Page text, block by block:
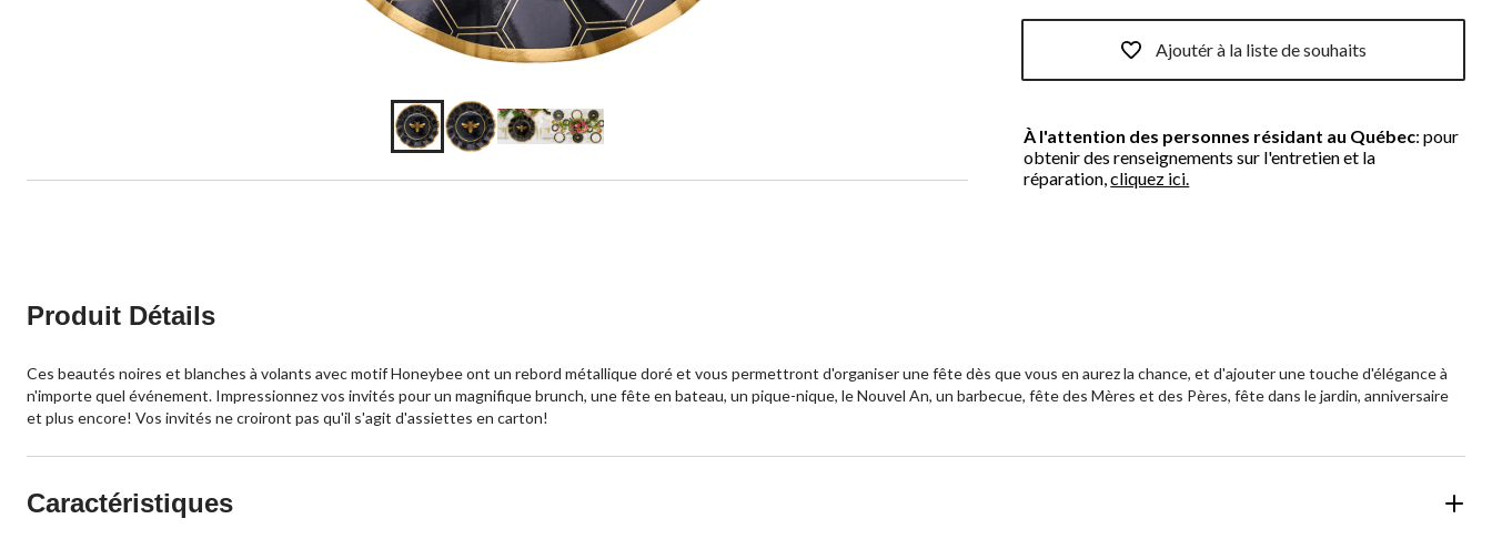
Ajoutér à la liste de souhaits
À l'attention des personnes résidant au Québec: pour
obtenir des renseignements sur l'entretien et la
réparation,cliquez ici.
Produit Détails
Ces beautés noires et blanches à volants avec motif Honeybee ont un rebord métallique doré et vous permettront d'organiser une fête dès que vous en aurez la chance, et d'ajouter une touche d'élégance à
n'importe quel événement. Impressionnez vos invités pour un magnifique brunch, une fête en bateau, un pique-nique, le Nouvel An, un barbecue, fête des Mères et des Pères, fête dans le jardin, anniversaire
et plus encore! Vos invités ne croiront pas qu'il s'agit d'assiettes en carton!
Caractéristiques